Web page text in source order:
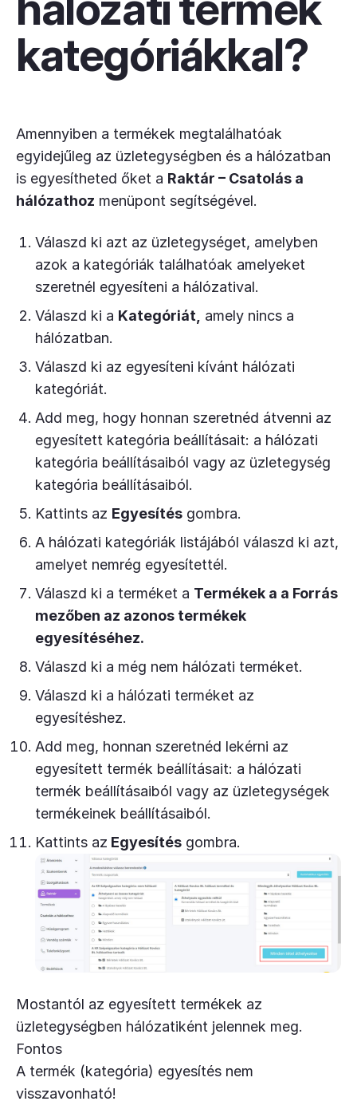
kategóriákkal?
Amennyiben a termékek megtalálhatóak
egyidejűleg az üzletegységben és a hálózatban
is egyesítheted őket a Raktár – Csatolás a
hálózathoz menüpont segítségével.
Válaszd ki azt az üzletegységet, amelyben
azok a kategóriák találhatóak amelyeket
szeretnél egyesíteni a hálózatival.
Válaszd ki a Kategóriát, amely nincs a
hálózatban.
Válaszd ki az egyesíteni kívánt hálózati
kategóriát.
Add meg, hogy honnan szeretnéd átvenni az
egyesített kategória beállításait: a hálózati
kategória beállításaiból vagy az üzletegység
kategória beállításaiból.
Kattints az Egyesítés gombra.
A hálózati kategóriák listájából válaszd ki azt,
amelyet nemrég egyesítettél.
Válaszd ki a terméket a Termékek a a Forrás
mezőben az azonos termékek
egyesítéséhez.
Válaszd ki a még nem hálózati terméket.
Válaszd ki a hálózati terméket az
egyesítéshez.
Add meg, honnan szeretnéd lekérni az
egyesített termék beállításait: a hálózati
termék beállításaiból vagy az üzletegységek
termékeinek beállításaiból.
Kattints az Egyesítés gombra.
Mostantól az egyesített termékek az
üzletegységben hálózatiként jelennek meg.
Fontos
A termék (kategória) egyesítés nem
visszavonható!